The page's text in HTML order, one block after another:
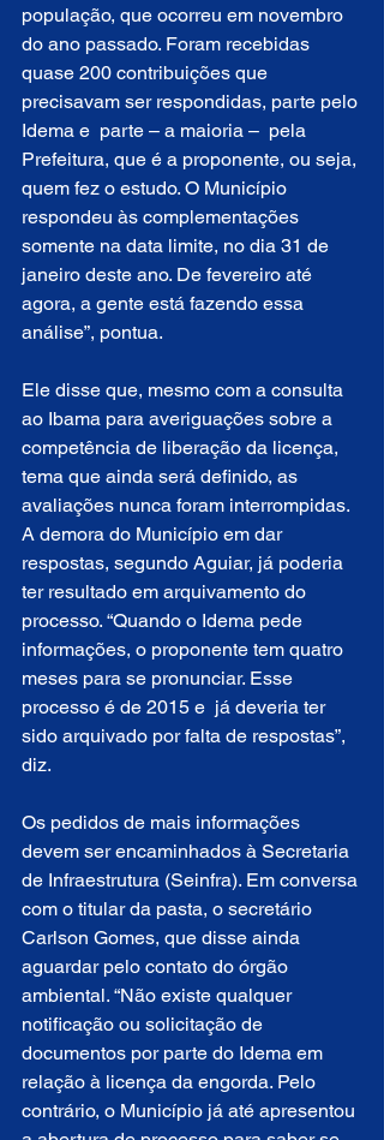
população, que ocorreu em novembro
do ano passado. Foram recebidas
quase 200 contribuições que
precisavam ser respondidas, parte pelo
Idema e  parte – a maioria –  pela
Prefeitura, que é a proponente, ou seja,
quem fez o estudo. O Município
respondeu às complementações
somente na data limite, no dia 31 de
janeiro deste ano. De fevereiro até
agora, a gente está fazendo essa
análise”, pontua.
Ele disse que, mesmo com a consulta
ao Ibama para averiguações sobre a
competência de liberação da licença,
tema que ainda será definido, as
avaliações nunca foram interrompidas.
A demora do Município em dar
respostas, segundo Aguiar, já poderia
ter resultado em arquivamento do
processo. “Quando o Idema pede
informações, o proponente tem quatro
meses para se pronunciar. Esse
processo é de 2015 e  já deveria ter
sido arquivado por falta de respostas”,
diz.
Os pedidos de mais informações
devem ser encaminhados à Secretaria
de Infraestrutura (Seinfra). Em conversa
com o titular da pasta, o secretário
Carlson Gomes, que disse ainda
aguardar pelo contato do órgão
ambiental. “Não existe qualquer
notificação ou solicitação de
documentos por parte do Idema em
relação à licença da engorda. Pelo
contrário, o Município já até apresentou